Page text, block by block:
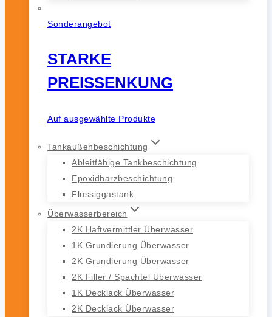
Sonderangebot
STARKE
PREISSENKUNG
Auf ausgewählte Produkte
Tankaußenbeschichtung
Ableitfähige Tankbeschichtung
Epoxidharzbeschichtung
Flüssiggastank
Überwasserbereich
2K Haftvermittler Überwasser
1K Grundierung Überwasser
2K Grundierung Überwasser
2K Filler / Spachtel Überwasser
1K Decklack Überwasser
2K Decklack Überwasser